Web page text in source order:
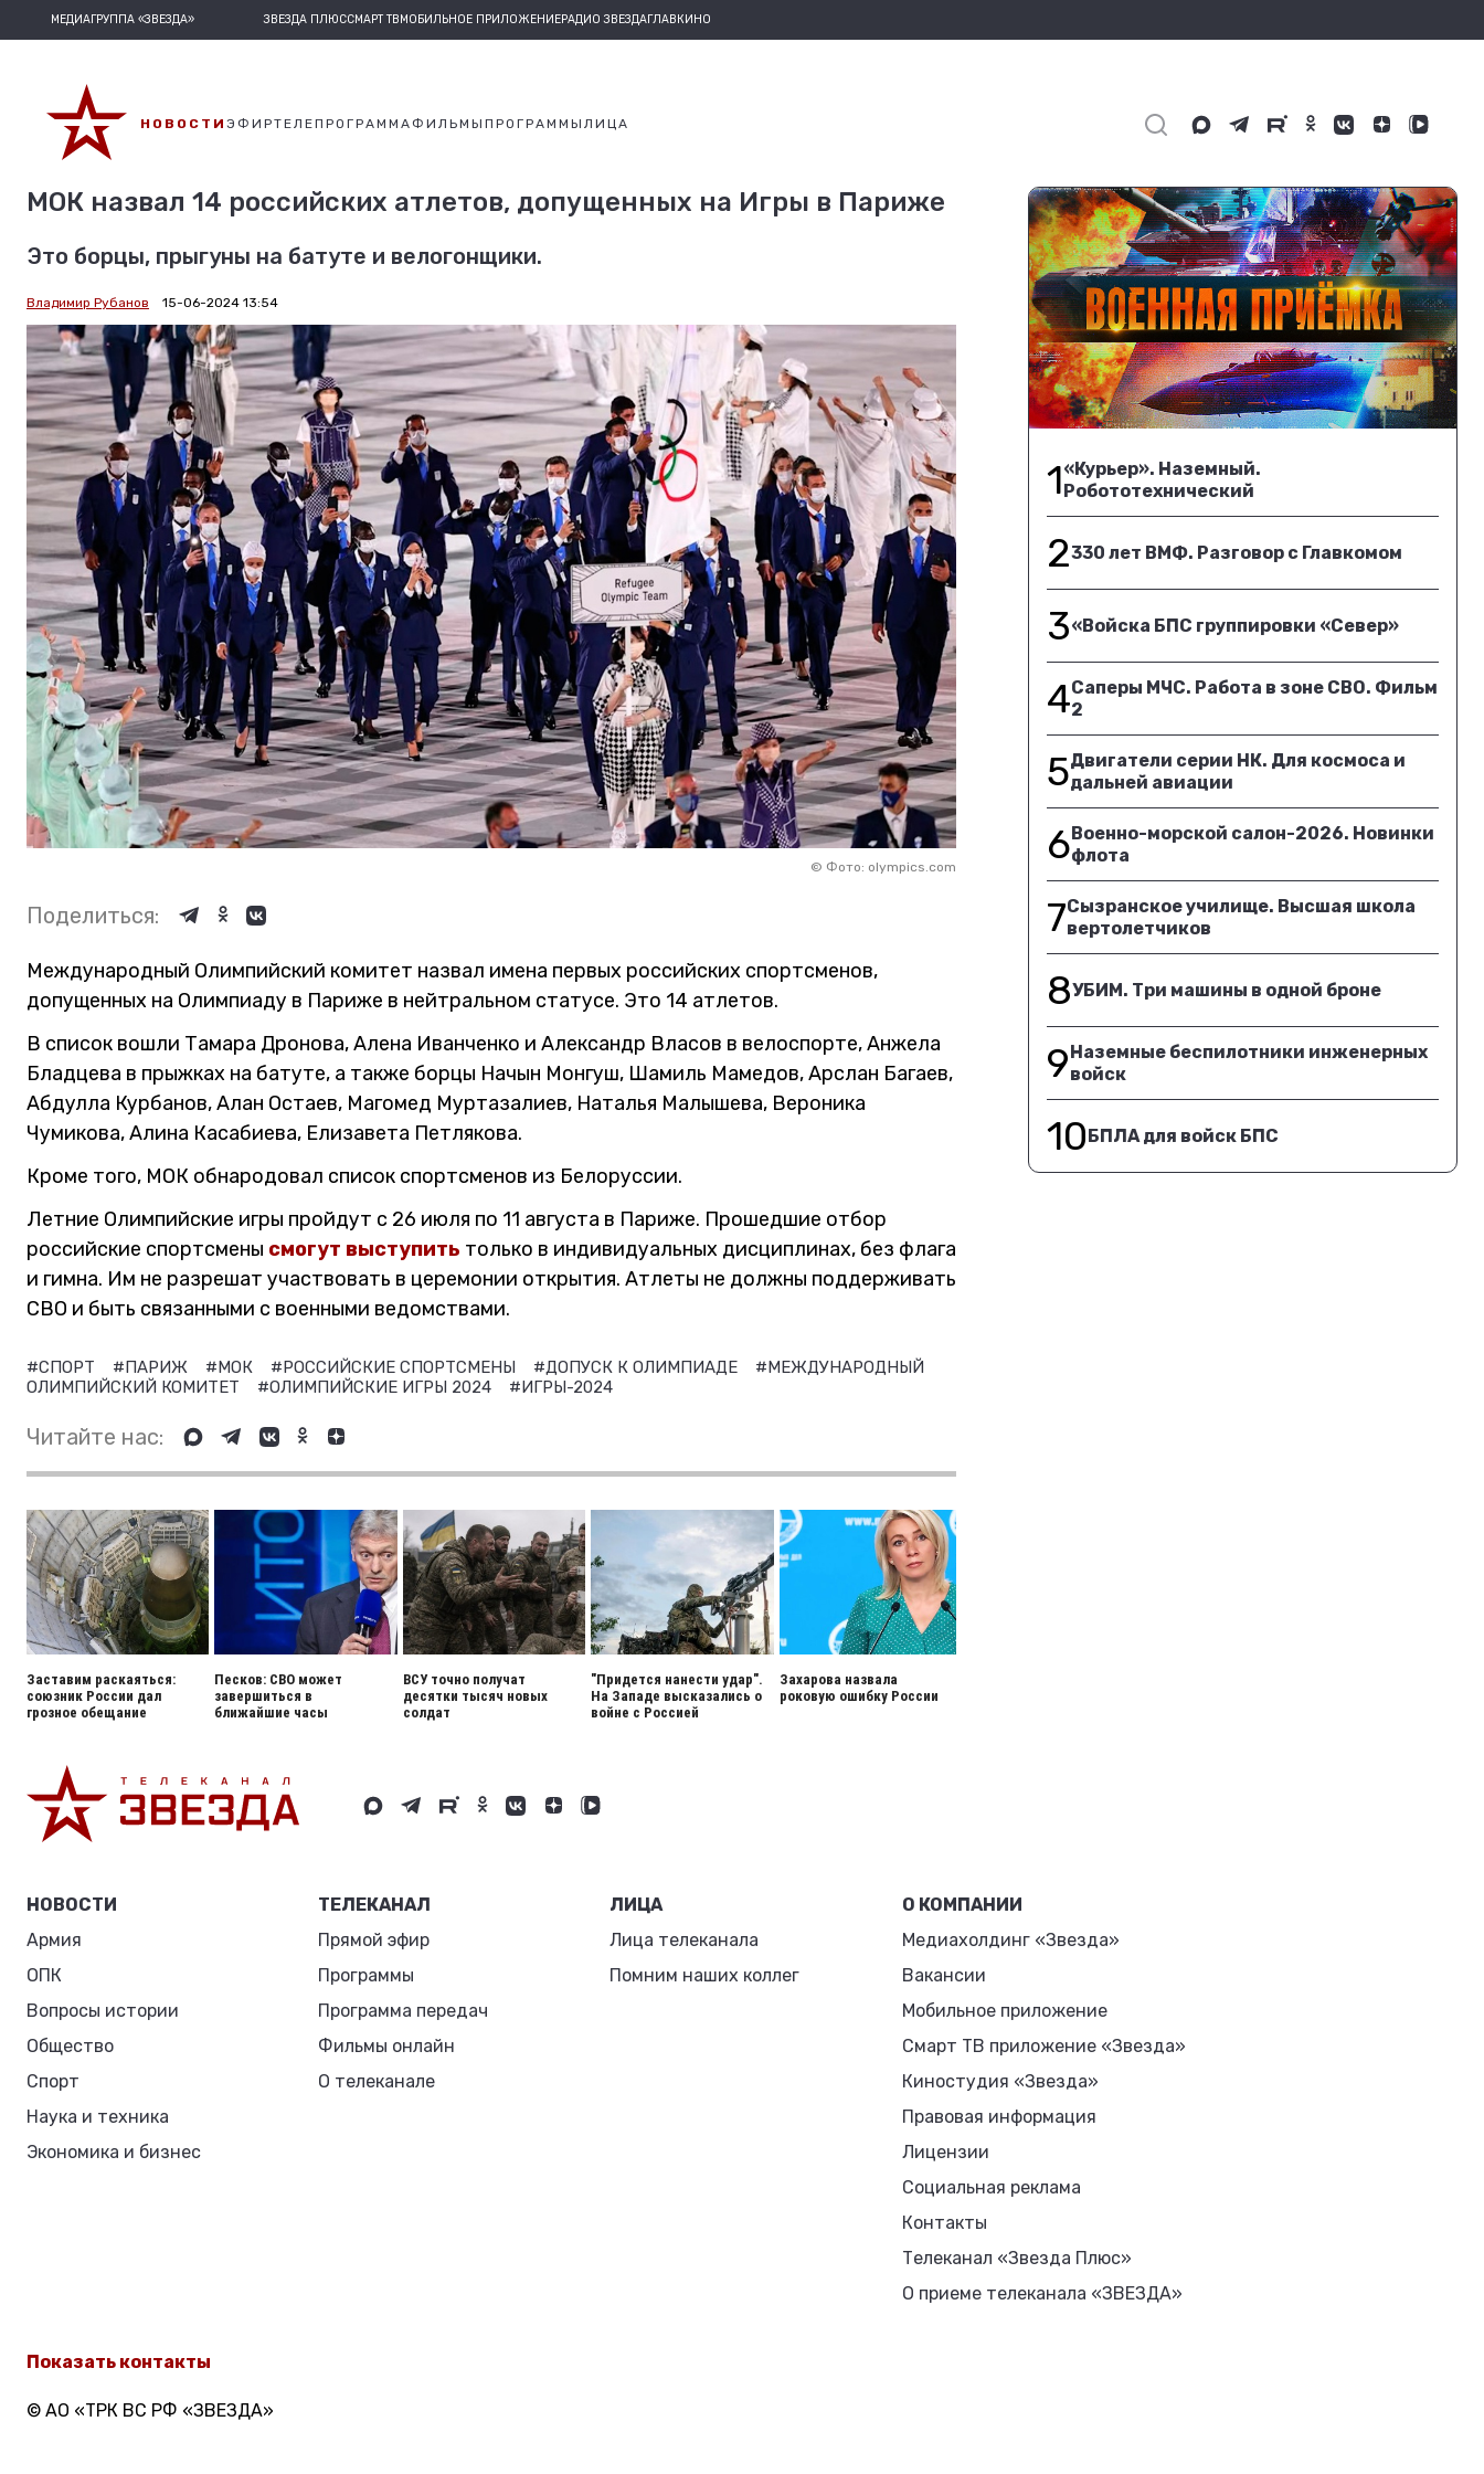
МЕДИАГРУППА «ЗВЕЗДА» ЗВЕЗДА ПЛЮССМАРТ ТВМОБИЛЬНОЕ ПРИЛОЖЕНИЕРАДИО ЗВЕЗДАГЛАВКИНО
НОВОСТИ ЭФИРТЕЛЕПРОГРАММАФИЛЬМЫ ПРОГРАММЫ ЛИЦА
МОК назвал 14 российских атлетов, допущенных на Игры в Париже
Это борцы, прыгуны на батуте и велогонщики.
Владимир Рубанов 15-06-2024 13:54
© Фото: olympics.com
Поделиться:
Международный Олимпийский комитет назвал имена первых российских спортсменов,
допущенных на Олимпиаду в Париже в нейтральном статусе. Это 14 атлетов.
В список вошли Тамара Дронова, Алена Иванченко и Александр Власов в велоспорте, Анжела
Бладцева в прыжках на батуте, а также борцы Начын Монгуш, Шамиль Мамедов, Арслан Багаев,
Абдулла Курбанов, Алан Остаев, Магомед Муртазалиев, Наталья Малышева, Вероника
Чумикова, Алина Касабиева, Елизавета Петлякова.
Кроме того, МОК обнародовал список спортсменов из Белоруссии.
Летние Олимпийские игры пройдут с 26 июля по 11 августа в Париже. Прошедшие отбор
российские спортсмены смогут выступить только в индивидуальных дисциплинах, без флага
и гимна. Им не разрешат участвовать в церемонии открытия. Атлеты не должны поддерживать
СВО и быть связанными с военными ведомствами.
#СПОРТ #ПАРИЖ #МОК #РОССИЙСКИЕ СПОРТСМЕНЫ #ДОПУСК К ОЛИМПИАДЕ
#МЕЖДУНАРОДНЫЙ
ОЛИМПИЙСКИЙ КОМИТЕТ
#ОЛИМПИЙСКИЕ ИГРЫ 2024 #ИГРЫ-2024
Читайте нас:
Заставим раскаяться:
союзник России дал
грозное обещание
Песков: СВО может
завершиться в
ближайшие часы
ВСУ точно получат
десятки тысяч новых
солдат
"Придется нанести удар".
На Западе высказались о
войне с Россией
Захарова назвала
роковую ошибку России
1«Курьер». Наземный.
Робототехнический
2330 лет ВМФ. Разговор с Главкомом
3«Войска БПС группировки «Север»
4Саперы МЧС. Работа в зоне СВО. Фильм
2
5Двигатели серии НК. Для космоса и
дальней авиации
6Военно-морской салон-2026. Новинки
флота
7Сызранское училище. Высшая школа
вертолетчиков
8УБИМ. Три машины в одной броне
9Наземные беспилотники инженерных
войск
10БПЛА для войск БПС
НОВОСТИ
Армия
ОПК
Вопросы истории
Общество
Спорт
Наука и техника
Экономика и бизнес
ТЕЛЕКАНАЛ
Прямой эфир
Программы
Программа передач
Фильмы онлайн
О телеканале
ЛИЦА
Лица телеканала
Помним наших коллег
О КОМПАНИИ
Медиахолдинг «Звезда»
Вакансии
Мобильное приложение
Смарт ТВ приложение «Звезда»
Киностудия «Звезда»
Правовая информация
Лицензии
Социальная реклама
Контакты
Телеканал «Звезда Плюс»
О приеме телеканала «ЗВЕЗДА»
Показать контакты
© АО «ТРК ВС РФ «ЗВЕЗДА»